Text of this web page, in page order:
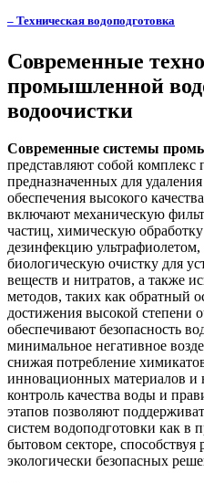
– Техническая водоподготовка
Современные
промышленной
водоочистки
Современные системы
представляют собой комплекс
предназначенных для
обеспечения высокого
включают механическую
частиц, химическую
дезинфекцию
биологическую очистку для
веществ и нитратов, а также
методов, таких как обратный
достижения высокой степени
обеспечивают безопасность
минимальное негативное
снижая потребление
инновационных материалов и
контроль качества воды и
этапов позволяют
систем водоподготовки как в
бытовом секторе,
экологически безопасных